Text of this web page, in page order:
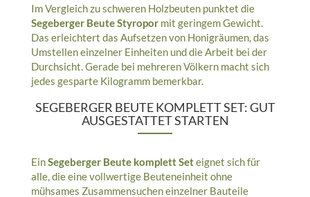
Im Vergleich zu schweren Holzbeuten punktet die
Segeberger Beute Styropor mit geringem Gewicht.
Das erleichtert das Aufsetzen von Honigräumen, das
Umstellen einzelner Einheiten und die Arbeit bei der
Durchsicht. Gerade bei mehreren Völkern macht sich
jedes gesparte Kilogramm bemerkbar.
SEGEBERGER BEUTE KOMPLETT SET: GUT
AUSGESTATTET STARTEN
EinSegeberger Beute komplett Seteignet sich für
alle, die eine vollwertige Beuteneinheit ohne
mühsames Zusammensuchen einzelner Bauteile